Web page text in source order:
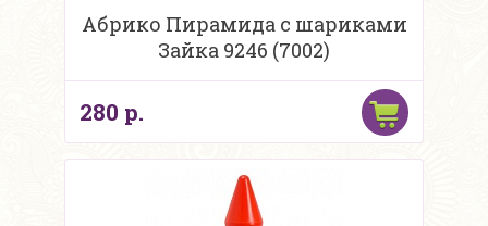
Абрико Пирамида с шариками
Зайка 9246 (7002)
280 р.